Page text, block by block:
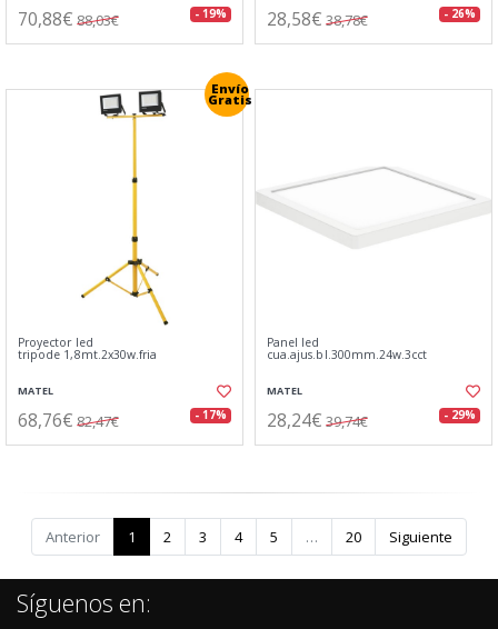
70,88€ 88,03€ - 19% 28,58€ 38,78€ - 26%
Envío
Gratis
Proyector led
tripode 1,8mt.2x30w.fria
MATEL
68,76€ 82,47€ - 17%
Panel led
cua.ajus.bl.300mm.24w.3cct
MATEL
28,24€ 39,74€ - 29%
Anterior 1 2 3 4 5 … 20 Siguiente
Síguenos en: